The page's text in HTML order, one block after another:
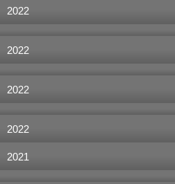
2022
2022
2022
2022
2021